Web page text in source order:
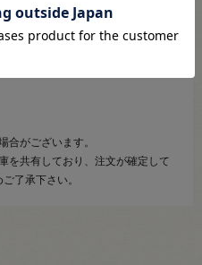
プルオンタイプブラウス。
ーブの2タイプの袖が気になる二の
合がございます。
を共有しており、注文が確定して
了承下さい。